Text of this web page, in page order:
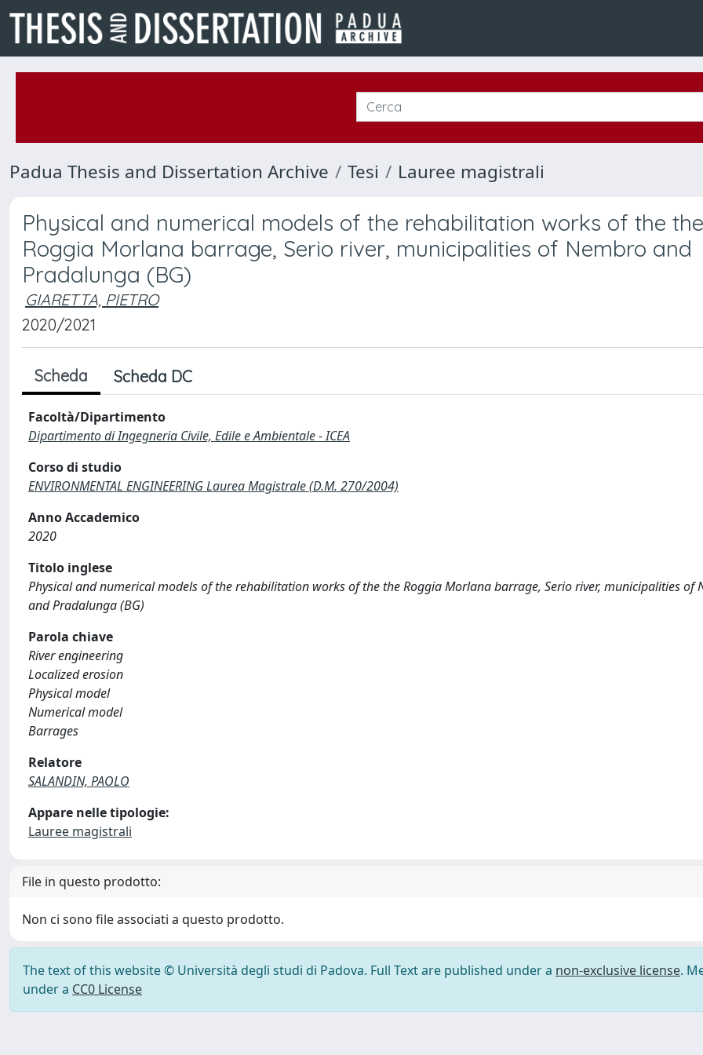
Padua Thesis and Dissertation Archive Tesi Lauree magistrali
Physical and numerical models of the rehabilitation works of the the
Roggia Morlana barrage, Serio river, municipalities of Nembro and
Pradalunga (BG)
GIARETTA, PIETRO
2020/2021
Scheda Scheda DC
Facoltà/Dipartimento
Dipartimento di Ingegneria Civile, Edile e Ambientale - ICEA
Corso di studio
ENVIRONMENTAL ENGINEERING Laurea Magistrale (D.M. 270/2004)
Anno Accademico
2020
Titolo inglese
Physical and numerical models of the rehabilitation works of the the Roggia Morlana barrage, Serio river, municipalities of
and Pradalunga (BG)
Parola chiave
River engineering
Localized erosion
Physical model
Numerical model
Barrages
Relatore
SALANDIN, PAOLO
Appare nelle tipologie:
Lauree magistrali
File in questo prodotto:
Non ci sono file associati a questo prodotto.
The text of this website © Università degli studi di Padova. Full Text are published under a non-exclusive license.
under a CC0 License